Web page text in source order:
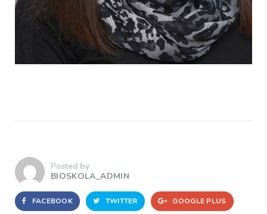
Posted by
BIOSKOLA_ADMIN
FACEBOOK TWITTER GOOGLE PLUS